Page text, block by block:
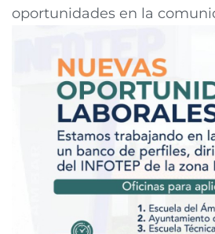
oportunidades en la